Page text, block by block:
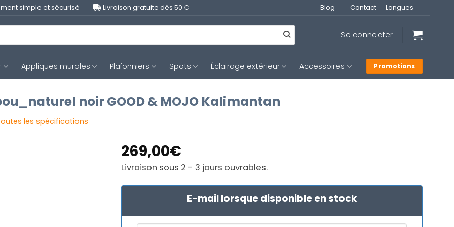
simple et sécurisé Livraison gratuite dès 50 € Blog Contact Langues
Se connecter
Appliques murales Plafonniers Spots Éclairage extérieur Accessoires Promotions
noir GOOD & MOJO Kalimantan
les spécifications
269,00€
Livraison sous 2 - 3 jours ouvrables.
E-mail lorsque disponible en stock